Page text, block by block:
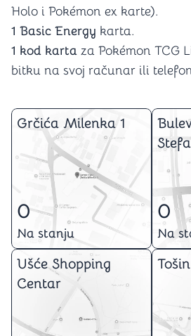
Holo i Pokémon ex karte).
1 Basic Energy karta.
1 kod karta za Pokémon TCG
bitku na svoj računar ili
Grčića Milenka 1
0
Na stanju
0
Na
Ušće Shopping
Centar